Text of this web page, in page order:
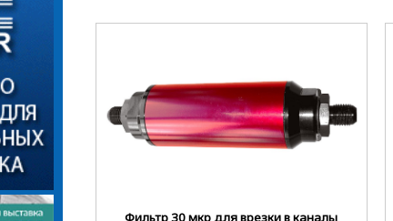
Фильтр 30 мкр для врезки в каналы